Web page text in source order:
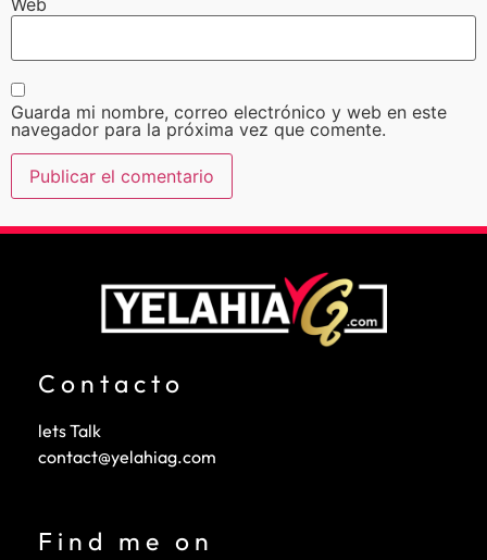
Web
Guarda mi nombre, correo electrónico y web en este
navegador para la próxima vez que comente.
Contacto
lets Talk
contact@yelahiag.com
Find me on